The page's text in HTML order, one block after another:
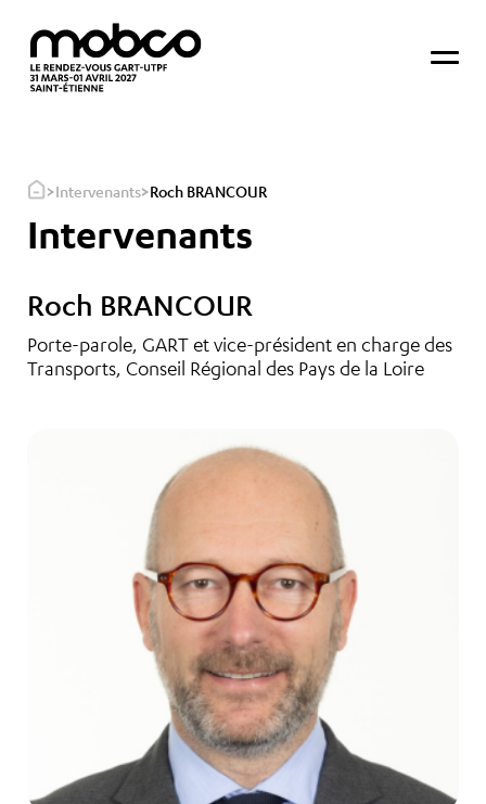
>Intervenants>Roch BRANCOUR
Intervenants
Roch BRANCOUR
Porte-parole, GART et vice-président en charge des
Transports, Conseil Régional des Pays de la Loire